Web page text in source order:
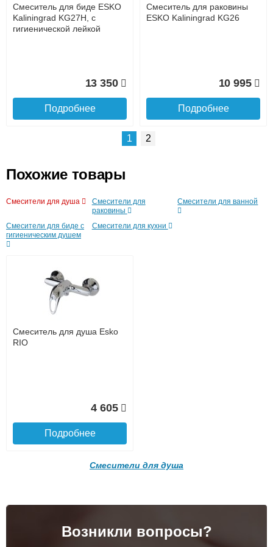
Доставка в регионы России.
Интернет-деньгами (Yandex-деньги, Web-money,
Qiwi-кошельки и другие).
Безналичный расчёт (возможно и с НДС)
Смеситель для биде ESKO
Kaliningrad KG27H, с
гигиенической лейкой
13 350
Подробнее
Смеситель для раковины
ESKO Kaliningrad KG26
10 995
Подробнее
Смеситель для ванны Esko
12 040
Подробнее
1 2
Похожие товары
Смесители для душа
Смесители для
раковины
Смесители для ванной
Смесители для биде с
гигиеническим душем
Смесители для кухни
Смеситель для душа Esko
RIO
4 605
Подробнее
Смесители для душа
Возникли вопросы?